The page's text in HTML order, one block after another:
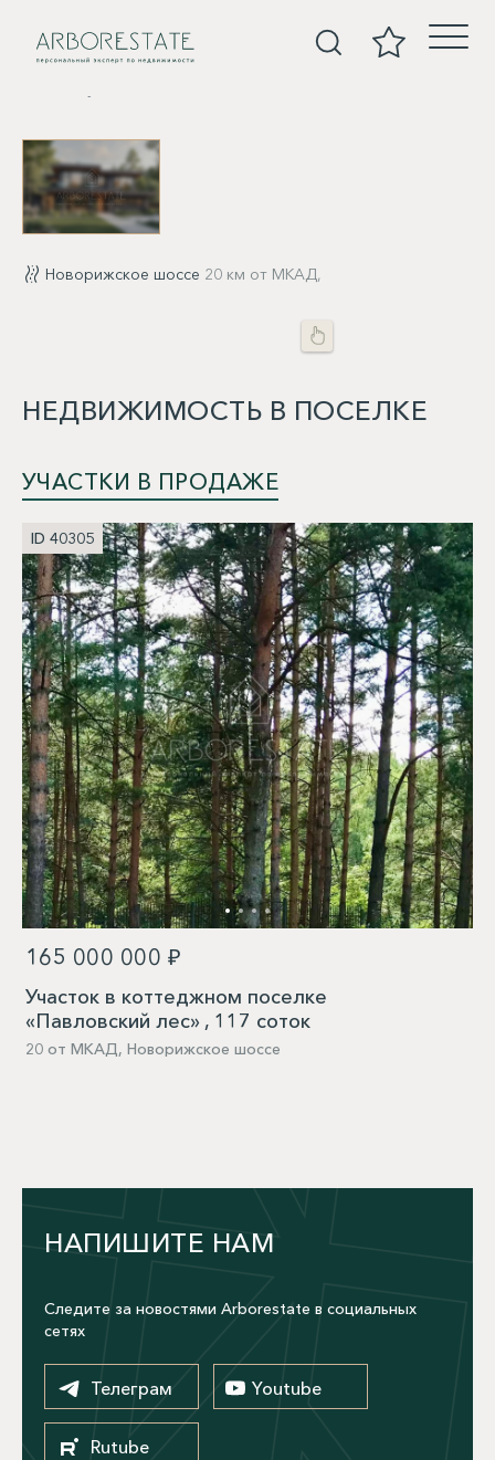
Новорижское шоссе 20 км от МКАД,
НЕДВИЖИМОСТЬ В ПОСЕЛКЕ
УЧАСТКИ В ПРОДАЖЕ
ID 40305
165 000 000 ₽
Участок в коттеджном поселке
«Павловский лес» , 117 соток
20 от МКАД, Новорижское шоссе
НАПИШИТЕ НАМ
Следите за новостями Arborestate в социальных
сетях
Телеграм Youtube
Rutube